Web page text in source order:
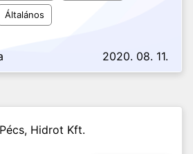
Általános
2020. 08. 11.
Pécs, Hidrot Kft.